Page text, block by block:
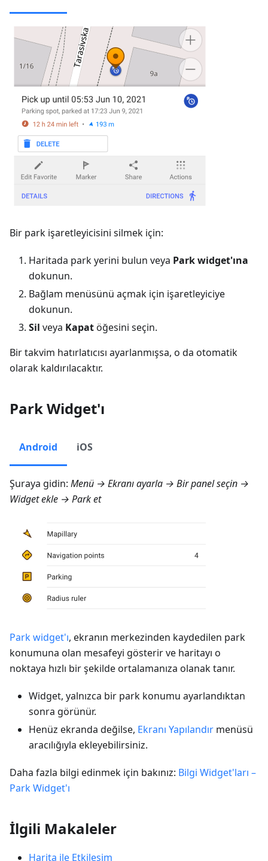
Bir park işaretleyicisini silmek için:
Haritada park yerini bulun veya Park widget'ına
dokunun.
Bağlam menüsünü açmak için işaretleyiciye
dokunun.
Sil veya Kapatöğesini seçin.
Bir takvim hatırlatıcısı ayarlanmışsa, o da otomatik
olarak kaldırılacaktır.
Park Widget'ı
Android iOS
Şuraya gidin: Menü → Ekranı ayarla → Bir panel seçin →
Widget ekle → Park et
Park widget'ı, ekranın merkezinden kaydedilen park
konumuna olan mesafeyi gösterir ve haritayı o
noktaya hızlı bir şekilde ortalamanıza olanak tanır.
Widget, yalnızca bir park konumu ayarlandıktan
sonra görünür.
Henüz ekranda değilse, Ekranı Yapılandır menüsü
aracılığıyla ekleyebilirsiniz.
Daha fazla bilgi edinmek için bakınız: Bilgi Widget'ları –
Park Widget'ı
İlgili Makaleler
Harita ile Etkileşim